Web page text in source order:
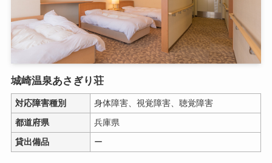
城崎温泉あさぎり荘
対応障害種別
身体障害、視覚障害、聴覚障害
都道府県
兵庫県
貸出備品
ー